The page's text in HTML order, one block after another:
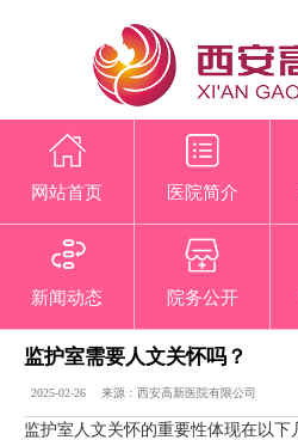
网站首页 医院简介
新闻动态 院务公开
监护室需要人文关怀吗？
2025-02-26 来源：西安高新医院有限公司
监护室人文关怀的重要性体现在以下